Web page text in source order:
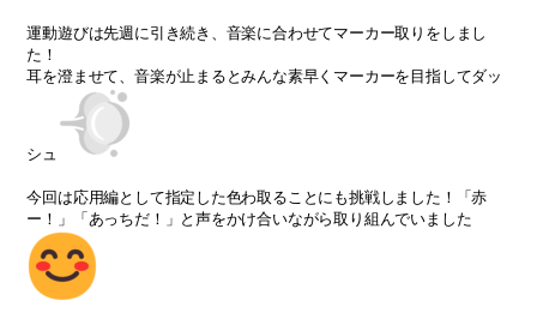
運動遊びは先週に引き続き、音楽に合わせてマーカー取りをしまし
た！
耳を澄ませて、音楽が止まるとみんな素早くマーカーを目指してダッ
シュ
今回は応用編として指定した色わ取ることにも挑戦しました！「赤
ー！」「あっちだ！」と声をかけ合いながら取り組んでいました